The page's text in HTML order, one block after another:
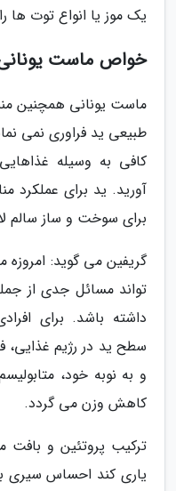
یک موز یا انواع توت ها
خواص ماست
ماست یونانی همچنین
طبیعی ید فراوری نمی
کافی به وسیله
آورید. ید برای عملکرد
برای سوخت و ساز سالم
گریفین می گوید: امروزه
تواند مسائل جدی از
داشته باشد. برای
سطح ید در رژیم غذایی،
و به نوبه خود،
کاهش وزن می گردد.
ترکیب پروتئین و
یاری کند احساس سیری